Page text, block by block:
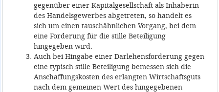
gegenüber einer Kapitalgesellschaft als Inhaberin
des Handelsgewerbes abgetreten, so handelt es
sich um einen tauschähnlichen Vorgang, bei dem
eine Forderung für die stille Beteiligung
hingegeben wird.
Auch bei Hingabe einer Darlehensforderung gegen
eine typisch stille Beteiligung bemessen sich die
Anschaffungskosten des erlangten Wirtschaftsguts
nach dem gemeinen Wert des hingegebenen